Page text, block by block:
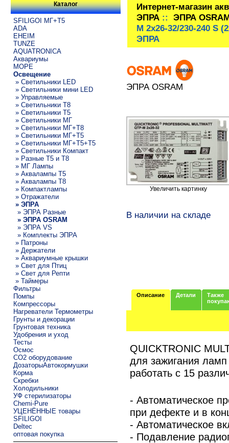
Каталог
SFILIGOI МГ+Т5
ADA
EHEIM
TUNZE
AQUATRONICA
Аквариумы
МОРЕ
Освещение
» Светильники LED
» Светильники мини LED
» Управляемые
» Светильники T8
» Светильники T5
» Светильники МГ
» Светильники МГ+T8
» Светильники МГ+T5
» Светильники МГ+T5+T5
» Светильники Компакт
» Разные T5 и T8
» МГ Лампы
» Аквалампы T5
» Аквалампы T8
» Компактлампы
» Отражатели
» ЭПРА
» ЭПРА Разные
» ЭПРА OSRAM
» ЭПРА VS
» Комплекты ЭПРА
» Патроны
» Держатели
» Аквариумные крышки
» Свет для Птиц
» Свет для Репти
» Таймеры
Фильтры
Помпы
Компрессоры
Нагреватели Термометры
Грунты и декорации
Грунтовая техника
Удобрения и уход
Тесты
Осмос
CO2 оборудование
ДозаторыАвтокормушки
Корма
Скребки
Холодильники
УФ стерилизаторы
Chemi-Pure
УЦЕНЁННЫЕ товары
SFILIGOI
Deltec
оптовая покупка
Интернет-магазин
ЭПРА:: ЭПРА
M 2x26-32/230-240 S
ЭПРА
ЭПРА OSRAM
Увеличить картинку
В наличии на складе
Описание Детали
Также
QUICKTRONIC
для зажигания ламп
работать с 15
- Автоматическое
при дефекте и в
- Автоматическое
- Подавление